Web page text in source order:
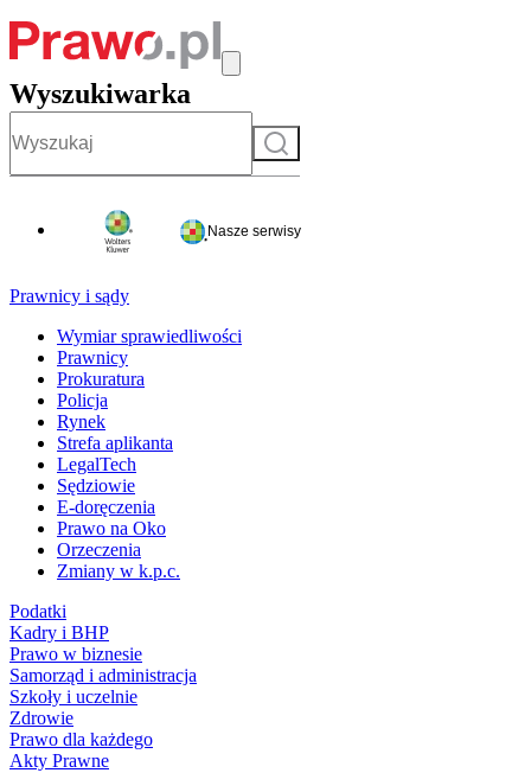
Wyszukiwarka
Szukaj
Nasze serwisy
Prawnicy i sądy
Wymiar sprawiedliwości
Prawnicy
Prokuratura
Policja
Rynek
Strefa aplikanta
LegalTech
Sędziowie
E-doręczenia
Prawo na Oko
Orzeczenia
Zmiany w k.p.c.
Podatki
Kadry i BHP
Prawo w biznesie
Samorząd i administracja
Szkoły i uczelnie
Zdrowie
Prawo dla każdego
Akty Prawne